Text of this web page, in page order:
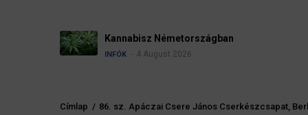
Kannabisz Németországban
INFÓK 4 August 2026
Címlap / 86. sz. Apáczai Csere János Cserkészcsapat,